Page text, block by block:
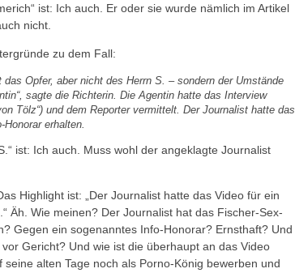
ist: Ich auch. Er oder sie wurde nämlich im Artikel
nicht.
zu dem Fall:
das Opfer, aber nicht des Herrn S. – sondern der Umstände
sagte die Richterin. Die Agentin hatte das Interview
Tölz“) und dem Reporter vermittelt. Der Journalist hatte das
erhalten.
ist: Ich auch. Muss wohl der angeklagte Journalist
Highlight ist: „Der Journalist hatte das Video für ein
Äh. Wie meinen? Der Journalist hat das Fischer-Sex-
Gegen ein sogenanntes Info-Honorar? Ernsthaft? Und
Gericht? Und wie ist die überhaupt an das Video
alten Tage noch als Porno-König bewerben und